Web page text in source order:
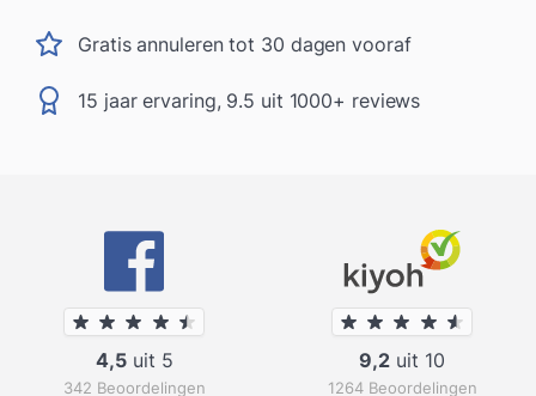
Gratis annuleren tot 30 dagen vooraf
15 jaar ervaring, 9.5 uit 1000+ reviews
4,5uit 5
342 Beoordelingen
9,2 uit 10
1264 Beoordelingen